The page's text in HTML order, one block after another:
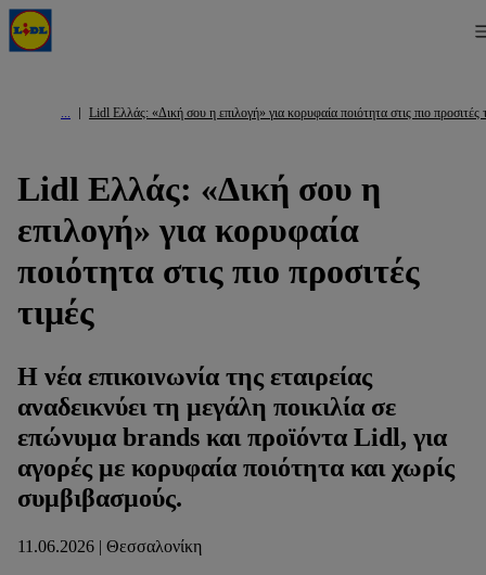
Lidl Ελλάς: «Δική σου η επιλογή» για κορυφαία ποιότητα στις πιο προσιτές
Lidl Ελλάς: «Δική σου η
επιλογή» για κορυφαία
ποιότητα στις πιο προσιτές
τιμές
Η νέα επικοινωνία της εταιρείας
αναδεικνύει τη μεγάλη ποικιλία σε
επώνυμα brands και προϊόντα Lidl, για
αγορές με κορυφαία ποιότητα και χωρίς
συμβιβασμούς.
11.06.2026 | Θεσσαλονίκη